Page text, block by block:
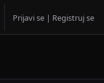
Prijavi se | Registruj se